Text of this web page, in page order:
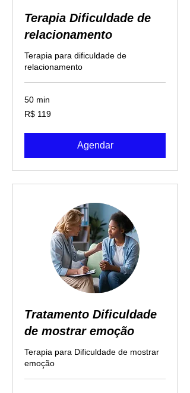
Terapia Dificuldade de
relacionamento
Terapia para dificuldade de
relacionamento
50 min
119
Reais
R$ 119
Agendar
Tratamento Dificuldade
de mostrar emoção
Terapia para Dificuldade de mostrar
emoção